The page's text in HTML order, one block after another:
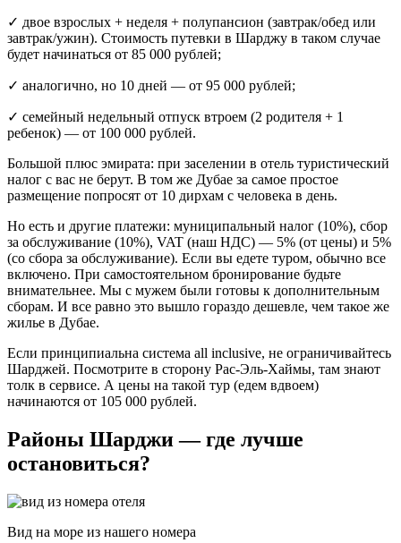
✓ двое взрослых + неделя + полупансион (завтрак/обед или
завтрак/ужин). Стоимость путевки в Шарджу в таком случае
будет начинаться от 85 000 рублей;
✓ аналогично, но 10 дней — от 95 000 рублей;
✓ семейный недельный отпуск втроем (2 родителя + 1
ребенок) — от 100 000 рублей.
Большой плюс эмирата: при заселении в отель туристический
налог с вас не берут. В том же Дубае за самое простое
размещение попросят от 10 дирхам с человека в день.
Но есть и другие платежи: муниципальный налог (10%), сбор
за обслуживание (10%), VAT (наш НДС) — 5% (от цены) и 5%
(со сбора за обслуживание). Если вы едете туром, обычно все
включено. При самостоятельном бронирование будьте
внимательнее. Мы с мужем были готовы к дополнительным
сборам. И все равно это вышло гораздо дешевле, чем такое же
жилье в Дубае.
Если принципиальна система all inclusive, не ограничивайтесь
Шарджей. Посмотрите в сторону Рас-Эль-Хаймы, там знают
толк в сервисе. А цены на такой тур (едем вдвоем)
начинаются от 105 000 рублей.
Районы Шарджи — где лучше
остановиться?
Вид на море из нашего номера